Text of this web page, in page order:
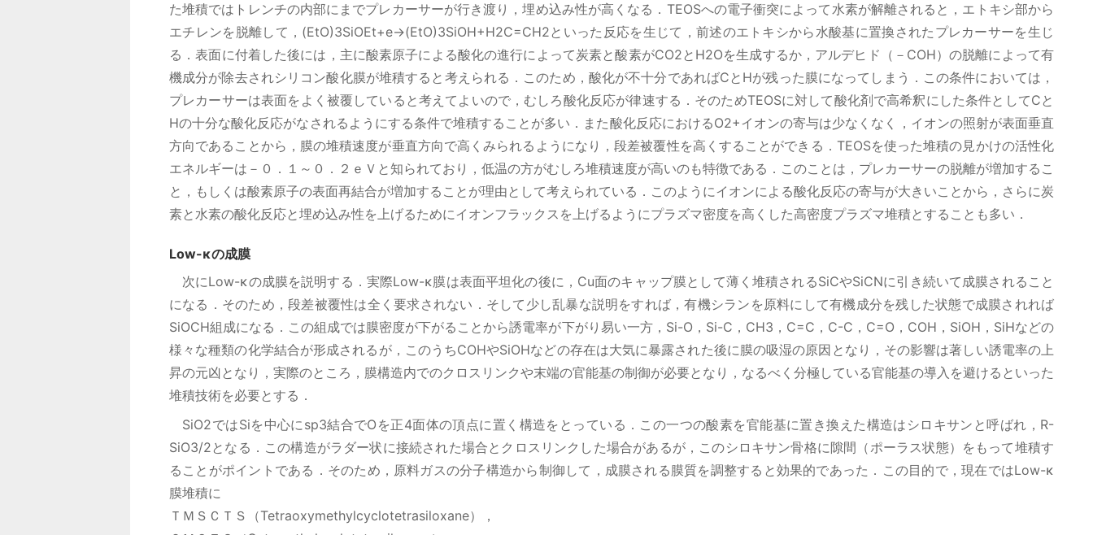
た堆積ではトレンチの内部にまでプレカーサーが行き渡り，埋め込み性が高くなる．TEOSへの電子衝突によって水素が解離されると，エトキシ部から
エチレンを脱離して，(EtO)3SiOEt+e→(EtO)3SiOH+H2C=CH2といった反応を生じて，前述のエトキシから水酸基に置換されたプレカーサーを生じ
る．表面に付着した後には，主に酸素原子による酸化の進行によって炭素と酸素がCO2とH2Oを生成するか，アルデヒド（－COH）の脱離によって有
機成分が除去されシリコン酸化膜が堆積すると考えられる．このため，酸化が不十分であればCとHが残った膜になってしまう．この条件においては，
プレカーサーは表面をよく被覆していると考えてよいので，むしろ酸化反応が律速する．そのためTEOSに対して酸化剤で高希釈にした条件としてCと
Hの十分な酸化反応がなされるようにする条件で堆積することが多い．また酸化反応におけるO2+イオンの寄与は少なくなく，イオンの照射が表面垂直
方向であることから，膜の堆積速度が垂直方向で高くみられるようになり，段差被覆性を高くすることができる．TEOSを使った堆積の見かけの活性化
エネルギーは－０．１～０．２ｅＶと知られており，低温の方がむしろ堆積速度が高いのも特徴である．このことは，プレカーサーの脱離が増加するこ
と，もしくは酸素原子の表面再結合が増加することが理由として考えられている．このようにイオンによる酸化反応の寄与が大きいことから，さらに炭
素と水素の酸化反応と埋め込み性を上げるためにイオンフラックスを上げるようにプラズマ密度を高くした高密度プラズマ堆積とすることも多い．
Low-κの成膜
次にLow-κの成膜を説明する．実際Low-κ膜は表面平坦化の後に，Cu面のキャップ膜として薄く堆積されるSiCやSiCNに引き続いて成膜されること
になる．そのため，段差被覆性は全く要求されない．そして少し乱暴な説明をすれば，有機シランを原料にして有機成分を残した状態で成膜されれば
SiOCH組成になる．この組成では膜密度が下がることから誘電率が下がり易い一方，Si-O，Si-C，CH3，C=C，C-C，C=O，COH，SiOH，SiHなどの
様々な種類の化学結合が形成されるが，このうちCOHやSiOHなどの存在は大気に暴露された後に膜の吸湿の原因となり，その影響は著しい誘電率の上
昇の元凶となり，実際のところ，膜構造内でのクロスリンクや末端の官能基の制御が必要となり，なるべく分極している官能基の導入を避けるといった
堆積技術を必要とする．
SiO2ではSiを中心にsp3結合でOを正4面体の頂点に置く構造をとっている．この一つの酸素を官能基に置き換えた構造はシロキサンと呼ばれ，R-
SiO3/2となる．この構造がラダー状に接続された場合とクロスリンクした場合があるが，このシロキサン骨格に隙間（ポーラス状態）をもって堆積す
ることがポイントである．そのため，原料ガスの分子構造から制御して，成膜される膜質を調整すると効果的であった．この目的で，現在ではLow-κ
膜堆積に
ＴＭＳＣＴＳ（Tetraoxymethylcyclotetrasiloxane），